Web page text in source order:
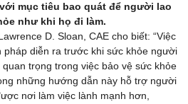
mục tiêu bao quát để người lao
như khi họ đi làm.
D. Sloan, CAE cho biết: “Việc
pháp diễn ra trước khi sức khỏe người
trọng trong việc bảo vệ sức khỏe
những hướng dẫn này hỗ trợ người
nơi làm việc lành mạnh hơn,